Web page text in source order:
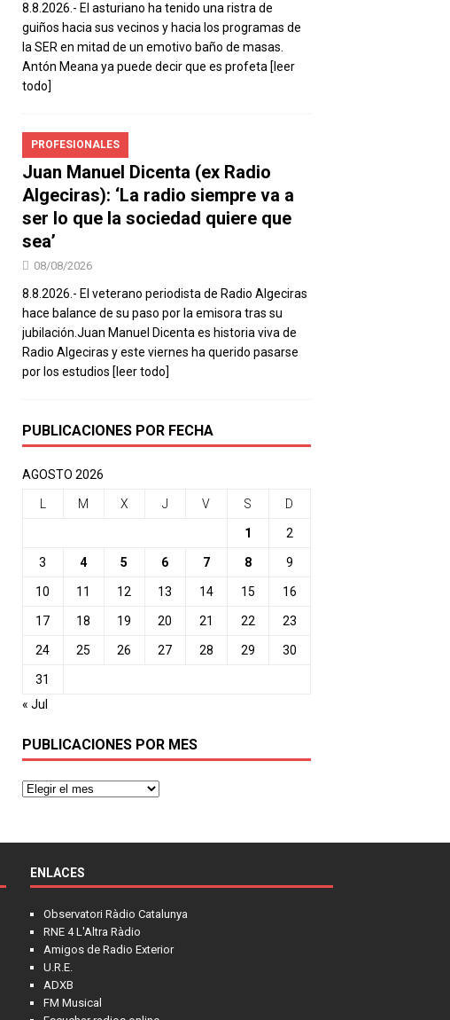
8.8.2026.- El asturiano ha tenido una ristra de
guiños hacia sus vecinos y hacia los programas de
la SER en mitad de un emotivo baño de masas.
Antón Meana ya puede decir que es profeta [leer
todo]
PROFESIONALES
Juan Manuel Dicenta (ex Radio
Algeciras): ‘La radio siempre va a
ser lo que la sociedad quiere que
sea’
08/08/2026
8.8.2026.- El veterano periodista de Radio Algeciras
hace balance de su paso por la emisora tras su
jubilación.Juan Manuel Dicenta es historia viva de
Radio Algeciras y este viernes ha querido pasarse
por los estudios [leer todo]
PUBLICACIONES POR FECHA
AGOSTO 2026
M X J V S D
1 2
3 4 5 6 7 8 9
10 11 12 13 14 15 16
17 18 19 20 21 22 23
24 25 26 27 28 29 30
31
« Jul
PUBLICACIONES POR MES
ENLACES
Observatori Ràdio Catalunya
RNE 4 L'Altra Ràdio
Amigos de Radio Exterior
U.R.E.
ADXB
FM Musical